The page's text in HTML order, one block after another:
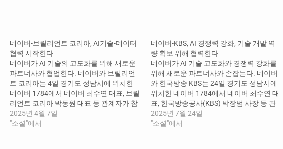
네이버-브릴리언트 코리아, AI기술-데이터
협력 시작한다
네이버가 AI 기술의 고도화를 위해 새로운
파트너사와 협업한다. 네이버와 브릴리언
트 코리아는 4일 경기도 성남시에 위치한
네이버 1784에서 네이버 최수연 대표, 브릴
리언트 코리아 박동원 대표 등 관계자가 참
석한 가운데 ‘AI 기술-데이터 업무협약 체결
식’을 진행했다. 브릴리언트 코리아는 종합
2025년 4월 7일
"소셜"에서
네이버-KBS, AI 경쟁력 강화, 기술 개발 역
량 확보 위해 협력한다
네이버가 AI 기술 고도화와 경쟁력 강화를
위해 새로운 파트너사와 손잡는다. 네이버
와 한국방송 KBS는 24일 경기도 성남시에
위치한 네이버 1784에서 네이버 최수연 대
표, 한국방송공사(KBS) 박장범 사장 등 관
계자가 참석한 가운데 ‘AI 분야 포괄적 업무
제휴 양해각서 체결식’을 진행했다. 대한민
2025년 7월 24일
"소셜"에서